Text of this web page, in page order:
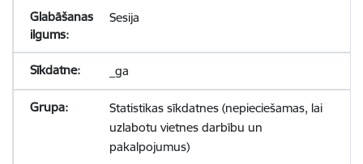
Sesija
_ga
Statistikas sīkdatnes (nepieciešamas, lai
uzlabotu vietnes darbību un
pakalpojumus)